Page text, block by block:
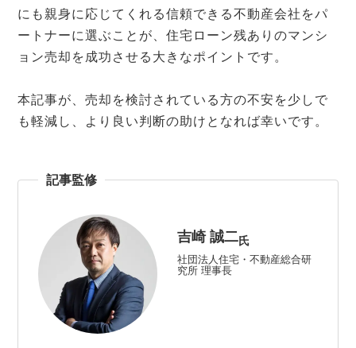
にも親身に応じてくれる信頼できる不動産会社をパ
ートナーに選ぶことが、住宅ローン残ありのマンシ
ョン売却を成功させる大きなポイントです。
本記事が、売却を検討されている方の不安を少しで
も軽減し、より良い判断の助けとなれば幸いです。
記事監修
吉崎 誠二氏
社団法人住宅・不動産総合研
究所 理事長